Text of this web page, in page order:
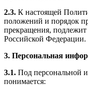
2.3. К настоящей
положений и порядок
прекращения,
Российской Федерации.
3. Персональная
3.1. Под персональной
понимается: